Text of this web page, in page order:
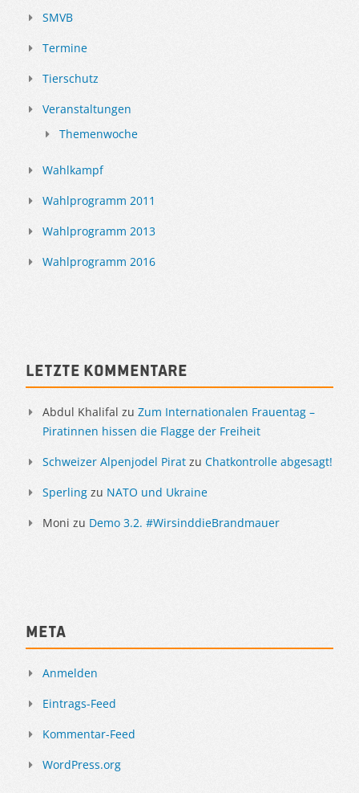
SMVB
Termine
Tierschutz
Veranstaltungen
Themenwoche
Wahlkampf
Wahlprogramm 2011
Wahlprogramm 2013
Wahlprogramm 2016
Letzte Kommentare
Abdul Khalifal zu Zum Internationalen Frauentag –
Piratinnen hissen die Flagge der Freiheit
Schweizer Alpenjodel Pirat zu Chatkontrolle abgesagt!
Sperling zu NATO und Ukraine
Moni zu Demo 3.2. #WirsinddieBrandmauer
Meta
Anmelden
Eintrags-Feed
Kommentar-Feed
WordPress.org